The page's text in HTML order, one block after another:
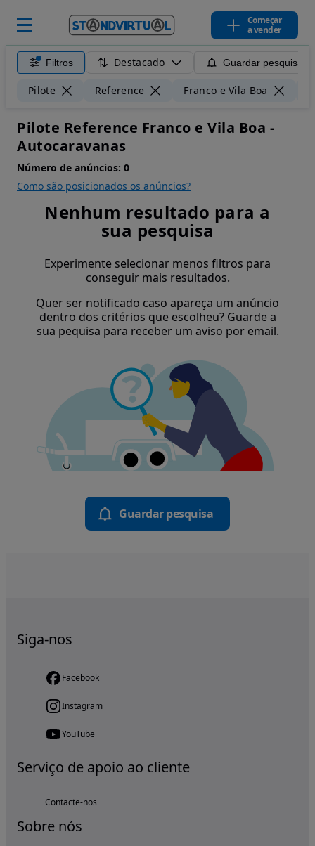
Começar
a vender
Filtros Destacado Guardar pesquisa
Pilote Reference Franco e Vila Boa
Pilote Reference Franco e Vila Boa -
Autocaravanas
Número de anúncios: 0
Como são posicionados os anúncios?
Nenhum resultado para a
sua pesquisa
Experimente selecionar menos filtros para
conseguir mais resultados.
Quer ser notificado caso apareça um anúncio
dentro dos critérios que escolheu? Guarde a
sua pequisa para receber um aviso por email.
Guardar pesquisa
Siga-nos
Facebook
Instagram
YouTube
Serviço de apoio ao cliente
Contacte-nos
Sobre nós